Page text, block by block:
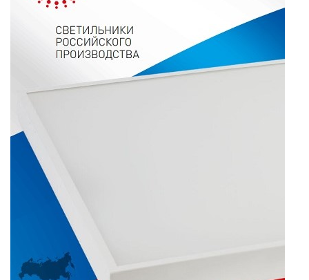
ПАЯЛЬНОЕ ОБОРУДОВАНИЕ
СЕТЕВЫЕ ФИЛЬТРЫ, СИЛОВЫЕ
РАЗЪЕМЫ И УДЛИНИТЕЛИ,
ТРОЙНИКИ И КОЛОДКИ, ВИЛКИ